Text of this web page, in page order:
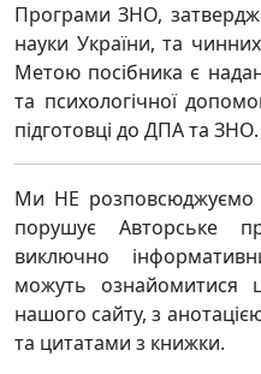
Програми ЗНО,
науки України, та
Метою посібника є
та психологічної
підготовці до ДПА та ЗНО.
Ми НЕ розповсюджуємо
порушує Авторське
виключно
можуть ознайомитися
нашого сайту, з
та цитатами з книжки.